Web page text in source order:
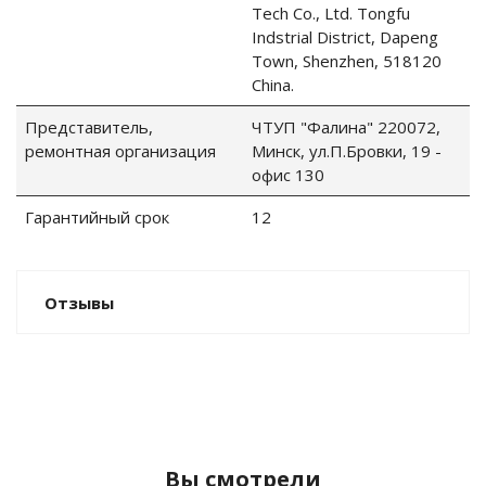
защита)
Tech Co., Ltd. Tongfu
Indstrial District, Dapeng
Town, Shenzhen, 518120
China.
Представитель,
ремонтная организация
ЧТУП "Фалина" 220072,
Минск, ул.П.Бровки, 19 -
офис 130
Гарантийный срок
12
Отзывы
Вы смотрели